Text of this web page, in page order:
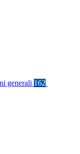
generali 162